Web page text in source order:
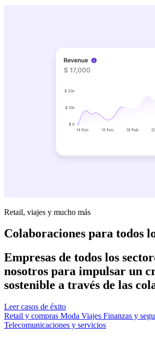
Retail, viajes y mucho más
Colaboraciones para todos
Empresas de todos los
nosotros para impulsar un
sostenible a través de las
Leer casos de éxito
Retail y compras Moda Viajes Finanzas y
Telecomunicaciones y servicios